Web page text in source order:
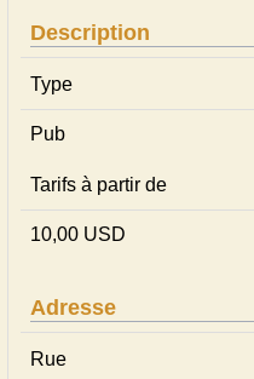
Description
Type
Pub
Tarifs à partir de
10,00 USD
Adresse
Rue